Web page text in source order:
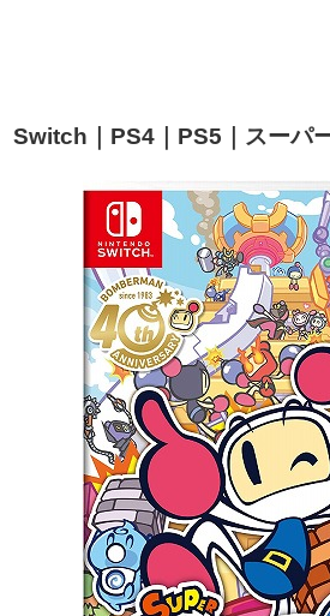
Switch｜PS4｜PS5｜スーパ